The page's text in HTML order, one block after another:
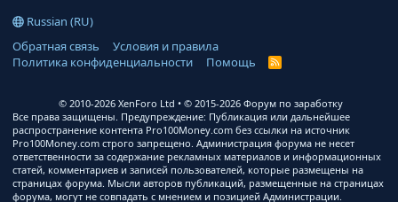
Russian (RU)
Обратная связь
Условия и правила
Политика конфиденциальности
Помощь
R
© 2010-2026 XenForo Ltd
© 2015-2026 Форум по заработку
Все права защищены. Предупреждение: Публикация или дальнейшее
распространение контента Pro100Money.com без ссылки на источник
Pro100Money.com строго запрещено. Администрация форума не несет
ответственности за содержание рекламных материалов и информационных
статей, комментариев и записей пользователей, которые размещены на
страницах форума. Мысли авторов публикаций, размещенные на страницах
форума, могут не совпадать с мнением и позицией Администрации.